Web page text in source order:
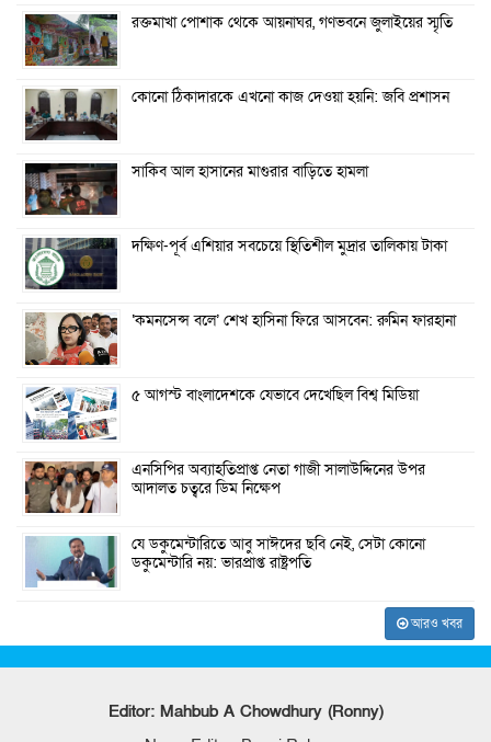
রক্তমাখা পোশাক থেকে আয়নাঘর, গণভবনে জুলাইয়ের স্মৃতি
কোনো ঠিকাদারকে এখনো কাজ দেওয়া হয়নি: জবি প্রশাসন
সাকিব আল হাসানের মাগুরার বাড়িতে হামলা
দক্ষিণ-পূর্ব এশিয়ার সবচেয়ে স্থিতিশীল মুদ্রার তালিকায় টাকা
‘কমনসেন্স বলে’ শেখ হাসিনা ফিরে আসবেন: রুমিন ফারহানা
৫ আগস্ট বাংলাদেশকে যেভাবে দেখেছিল বিশ্ব মিডিয়া
এনসিপির অব্যাহতিপ্রাপ্ত নেতা গাজী সালাউদ্দিনের উপর
আদালত চত্বরে ডিম নিক্ষেপ
যে ডকুমেন্টারিতে আবু সাঈদের ছবি নেই, সেটা কোনো
ডকুমেন্টারি নয়: ভারপ্রাপ্ত রাষ্ট্রপতি
আরও খবর
Editor: Mahbub A Chowdhury (Ronny)